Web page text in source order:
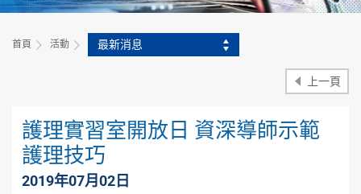
首頁 活動 最新消息
上一頁
護理實習室開放日 資深導師示範
護理技巧
2019年07月02日